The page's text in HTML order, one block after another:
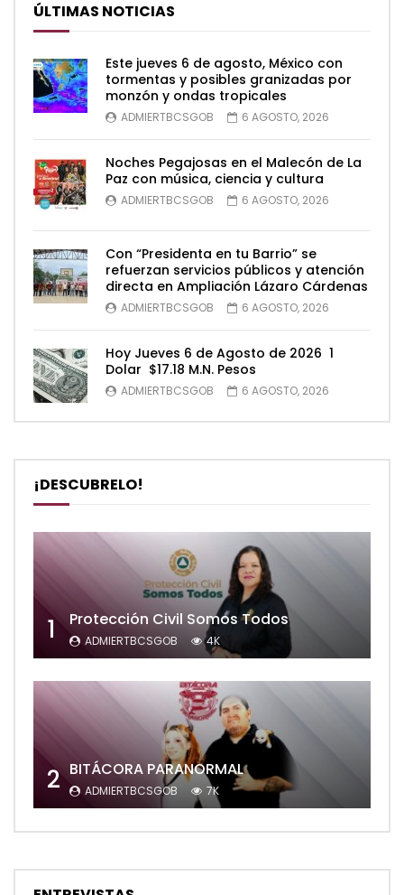
ÚLTIMAS NOTICIAS
Este jueves 6 de agosto, México con
tormentas y posibles granizadas por
monzón y ondas tropicales
ADMIERTBCSGOB 6 AGOSTO, 2026
Noches Pegajosas en el Malecón de La
Paz con música, ciencia y cultura
ADMIERTBCSGOB 6 AGOSTO, 2026
Con “Presidenta en tu Barrio” se
refuerzan servicios públicos y atención
directa en Ampliación Lázaro Cárdenas
ADMIERTBCSGOB 6 AGOSTO, 2026
Hoy Jueves 6 de Agosto de 2026 1
Dolar $17.18 M.N. Pesos
ADMIERTBCSGOB 6 AGOSTO, 2026
¡DESCUBRELO!
1 Protección Civil Somos Todos
ADMIERTBCSGOB 4K
2 BITÁCORA PARANORMAL
ADMIERTBCSGOB 7K